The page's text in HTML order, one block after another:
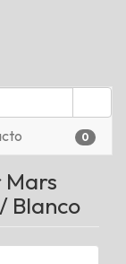
0
Blanco